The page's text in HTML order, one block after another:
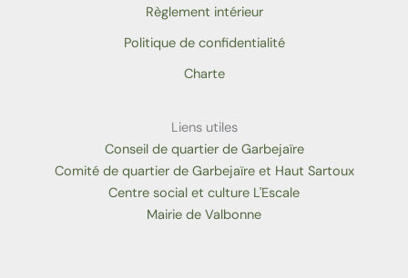
Règlement intérieur
Politique de confidentialité
Charte
Liens utiles
Conseil de quartier de Garbejaïre
Comité de quartier de Garbejaïre et Haut Sartoux
Centre social et culture L'Escale
Mairie de Valbonne